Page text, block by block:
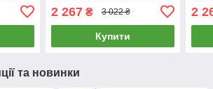
2 267₴ 3 022 ₴
Купити
2
та новинки